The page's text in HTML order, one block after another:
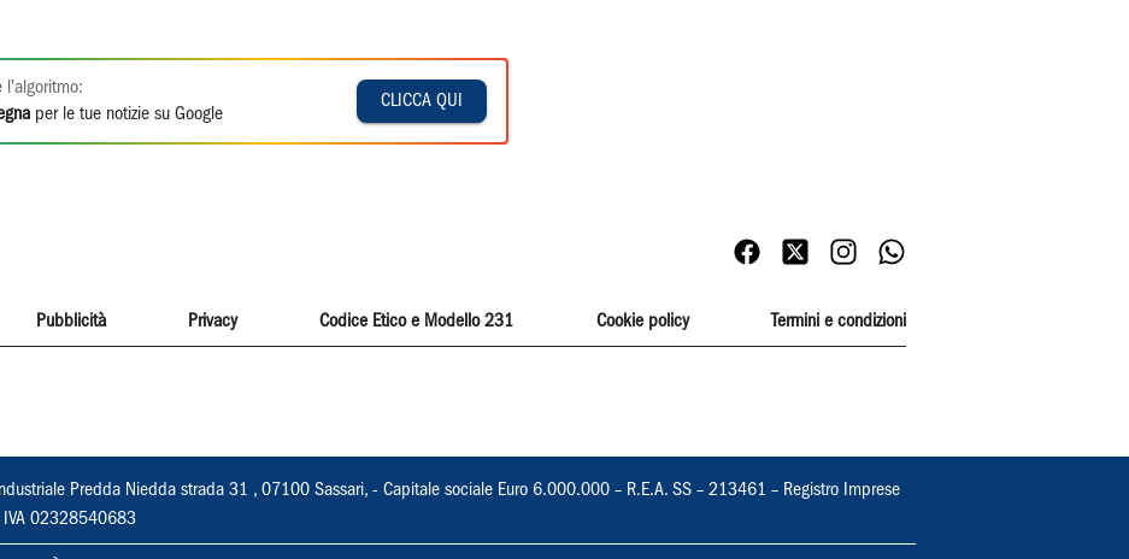
l'algoritmo:
per le tue notizie su Google
CLICCA QUI
Pubblicità Privacy Codice Etico e Modello 231 Cookie policy Termini e condizioni
Predda Niedda strada 31 , 07100 Sassari, - Capitale sociale Euro 6.000.000 – R.E.A. SS – 213461 – Registro Imprese
IVA 02328540683